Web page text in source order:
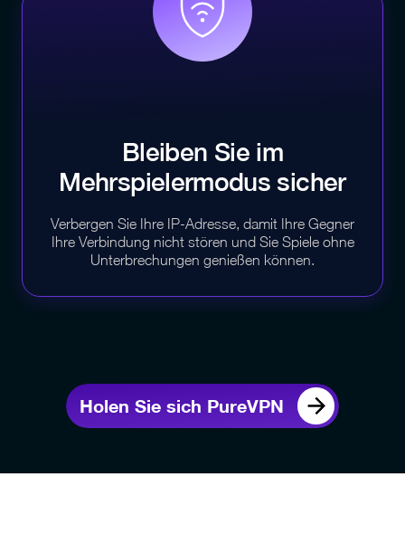
Bleiben Sie im
Mehrspielermodus sicher
Verbergen Sie Ihre IP-Adresse, damit Ihre Gegner
Ihre Verbindung nicht stören und Sie Spiele ohne
Unterbrechungen genießen können.
Holen Sie sich PureVPN